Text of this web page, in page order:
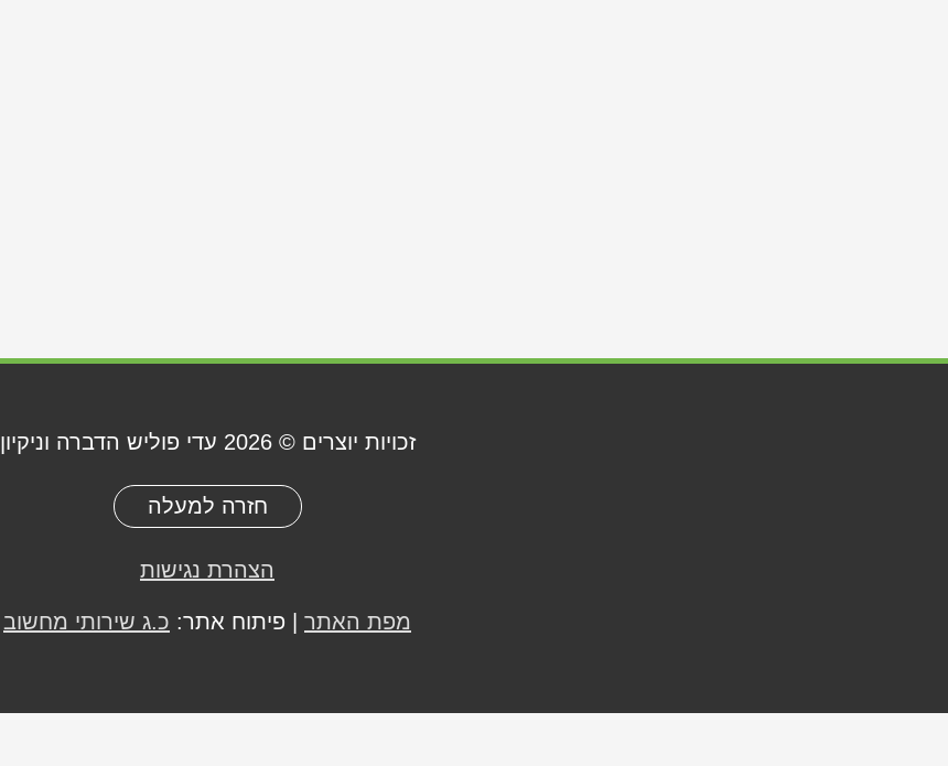
זכויות יוצרים © 2026 עדי פוליש הדברה וניקיון
חזרה למעלה
הצהרת נגישות
מפת האתר | פיתוח אתר: כ.ג שירותי מחשוב